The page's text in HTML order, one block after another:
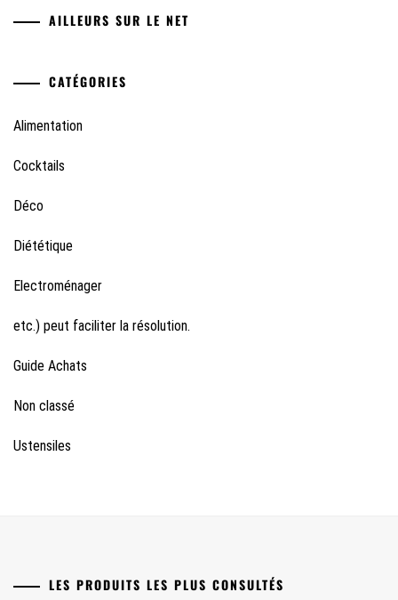
AILLEURS SUR LE NET
CATÉGORIES
Alimentation
Cocktails
Déco
Diététique
Electroménager
etc.) peut faciliter la résolution.
Guide Achats
Non classé
Ustensiles
LES PRODUITS LES PLUS CONSULTÉS